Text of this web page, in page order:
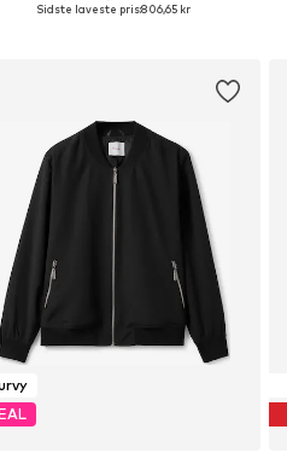
Sidste laveste pris:806,65 kr